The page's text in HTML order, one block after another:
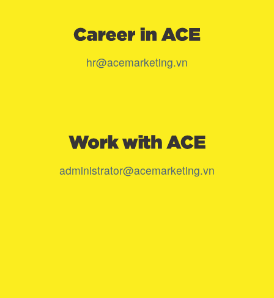
hr@acemarketing.vn
administrator@acemarketing.vn